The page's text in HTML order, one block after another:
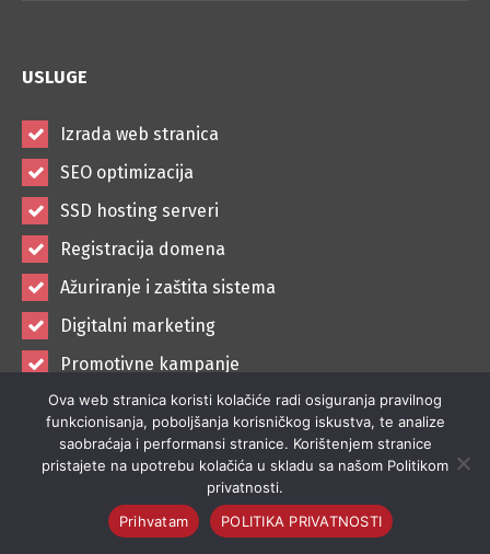
USLUGE
Izrada web stranica
SEO optimizacija
SSD hosting serveri
Registracija domena
Ažuriranje i zaštita sistema
Digitalni marketing
Promotivne kampanje
Socijalne mreže
Ova web stranica koristi kolačiće radi osiguranja pravilnog
funkcionisanja, poboljšanja korisničkog iskustva, te analize
saobraćaja i performansi stranice. Korištenjem stranice
pristajete na upotrebu kolačića u skladu sa našom Politikom
privatnosti.
Prihvatam
POLITIKA PRIVATNOSTI